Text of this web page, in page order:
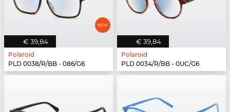
€ 39,84
Polaroid
PLD 0038/R/BB - 086/G6
€ 39,84
Polaroid
PLD 0034/R/BB - 0UC/G6